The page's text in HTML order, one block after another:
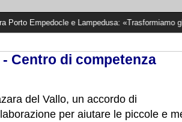
e Lampedusa: «Trasformiamo gli impegni in
Centro di competenza
del Vallo, un accordo di
per aiutare le piccole e